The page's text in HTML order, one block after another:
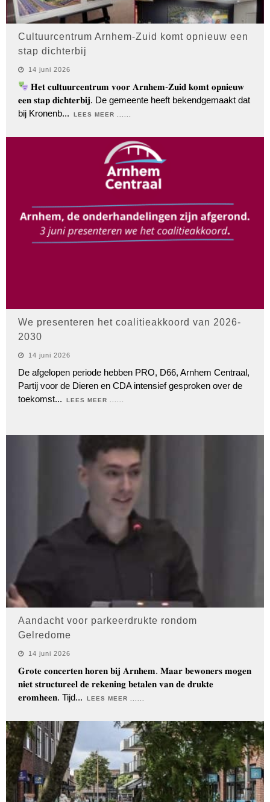
Cultuurcentrum Arnhem-Zuid komt opnieuw een
stap dichterbij
14 juni 2026
𝐇𝐞𝐭 𝐜𝐮𝐥𝐭𝐮𝐮𝐫𝐜𝐞𝐧𝐭𝐫𝐮𝐦 𝐯𝐨𝐨𝐫 𝐀𝐫𝐧𝐡𝐞𝐦-𝐙𝐮𝐢𝐝 𝐤𝐨𝐦𝐭 𝐨𝐩𝐧𝐢𝐞𝐮𝐰
𝐞𝐞𝐧 𝐬𝐭𝐚𝐩 𝐝𝐢𝐜𝐡𝐭𝐞𝐫𝐛𝐢𝐣. De gemeente heeft bekendgemaakt dat
bij Kronenb... LEES MEER ......
We presenteren het coalitieakkoord van 2026-
2030
14 juni 2026
De afgelopen periode hebben PRO, D66, Arnhem Centraal,
Partij voor de Dieren en CDA intensief gesproken over de
toekomst... LEES MEER ......
Aandacht voor parkeerdrukte rondom
Gelredome
14 juni 2026
𝐆𝐫𝐨𝐭𝐞 𝐜𝐨𝐧𝐜𝐞𝐫𝐭𝐞𝐧 𝐡𝐨𝐫𝐞𝐧 𝐛𝐢𝐣 𝐀𝐫𝐧𝐡𝐞𝐦. 𝐌𝐚𝐚𝐫 𝐛𝐞𝐰𝐨𝐧𝐞𝐫𝐬 𝐦𝐨𝐠𝐞𝐧
𝐧𝐢𝐞𝐭 𝐬𝐭𝐫𝐮𝐜𝐭𝐮𝐫𝐞𝐞𝐥 𝐝𝐞 𝐫𝐞𝐤𝐞𝐧𝐢𝐧𝐠 𝐛𝐞𝐭𝐚𝐥𝐞𝐧 𝐯𝐚𝐧 𝐝𝐞 𝐝𝐫𝐮𝐤𝐭𝐞
𝐞𝐫𝐨𝐦𝐡𝐞𝐞𝐧. Tijd... LEES MEER ......